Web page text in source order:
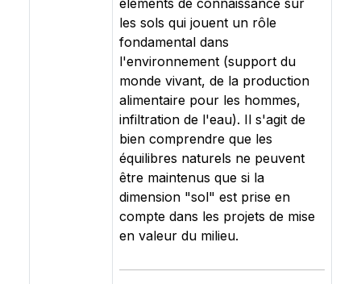
éléments de connaissance sur
les sols qui jouent un rôle
fondamental dans
l'environnement (support du
monde vivant, de la production
alimentaire pour les hommes,
infiltration de l'eau). Il s'agit de
bien comprendre que les
équilibres naturels ne peuvent
être maintenus que si la
dimension "sol" est prise en
compte dans les projets de mise
en valeur du milieu.